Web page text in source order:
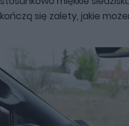
kończą się zalety, jakie